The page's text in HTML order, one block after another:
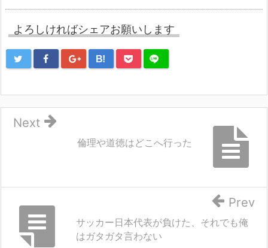
よろしければシェアお願いします
B!
倫理や道徳はどこへ行った
Next
サッカー日本代表が負けた、それでも俺
はガタガタ言わない
Prev